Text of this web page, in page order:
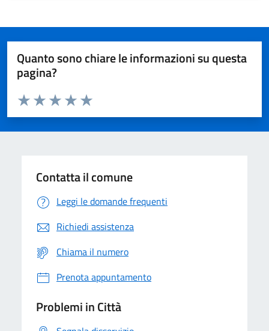
Quanto sono chiare le informazioni su questa
pagina?
Domanda
Valuta da 1 a 5 stelle la pagina
Valuta 5 stelle su 5
Valuta 4 stelle su 5
Valuta 3 stelle su 5
Valuta 2 stelle su 5
Valuta 1 stelle su 5
Contatta il comune
Leggi le domande frequenti
Richiedi assistenza
Chiama il numero
Prenota appuntamento
Problemi in Città